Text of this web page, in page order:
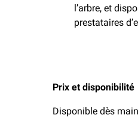
l’arbre, et
prestataires
Prix et disponibilité
Disponible dès